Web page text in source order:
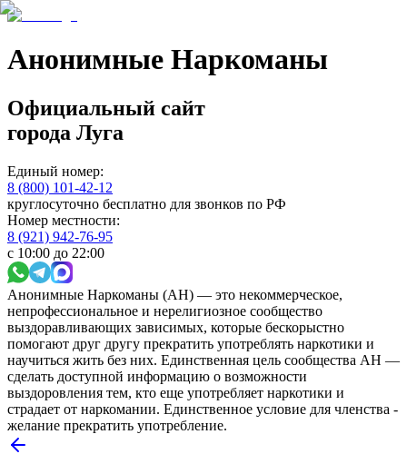
Анонимные Наркоманы
Официальный сайт
города Луга
Единый номер:
8 (800) 101-42-12
круглосуточно бесплатно для звонков по РФ
Номер местности:
8 (921) 942-76-95
с 10:00 до 22:00
Анонимные Наркоманы (АН) — это некоммерческое,
непрофессиональное и нерелигиозное сообщество
выздоравливающих зависимых, которые бескорыстно
помогают друг другу прекратить употреблять наркотики и
научиться жить без них. Единственная цель сообщества АН —
сделать доступной информацию о возможности
выздоровления тем, кто еще употребляет наркотики и
страдает от наркомании. Единственное условие для членства -
желание прекратить употребление.